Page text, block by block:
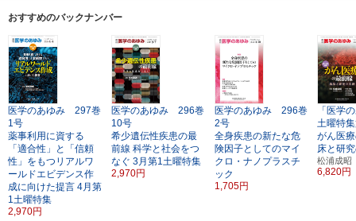
おすすめのバックナンバー
医学のあゆみ 297巻
1号
薬事利用に資する
「適合性」と「信頼
性」をもつリアルワ
ールドエビデンス作
成に向けた提言 4月第
1土曜特集
2,970円
医学のあゆみ 296巻
10号
希少遺伝性疾患の最
前線 科学と社会をつ
なぐ 3月第1土曜特集
2,970円
医学のあゆみ 296巻
2号
全身疾患の新たな危
険因子としてのマイ
クロ・ナノプラスチ
ック
1,705円
「医学
土曜特
がん医
床と研
松浦成
6,820円